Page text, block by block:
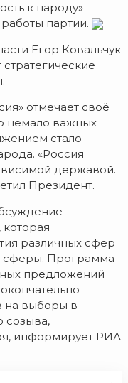
к народу»
партии.
Егор Ковальчук
отмечает своё
немало важных
стало
«Россия
державой.
Президент.
различных сфер
сферы. Программа
предложений
на выборы в
созыва,
информирует РИА